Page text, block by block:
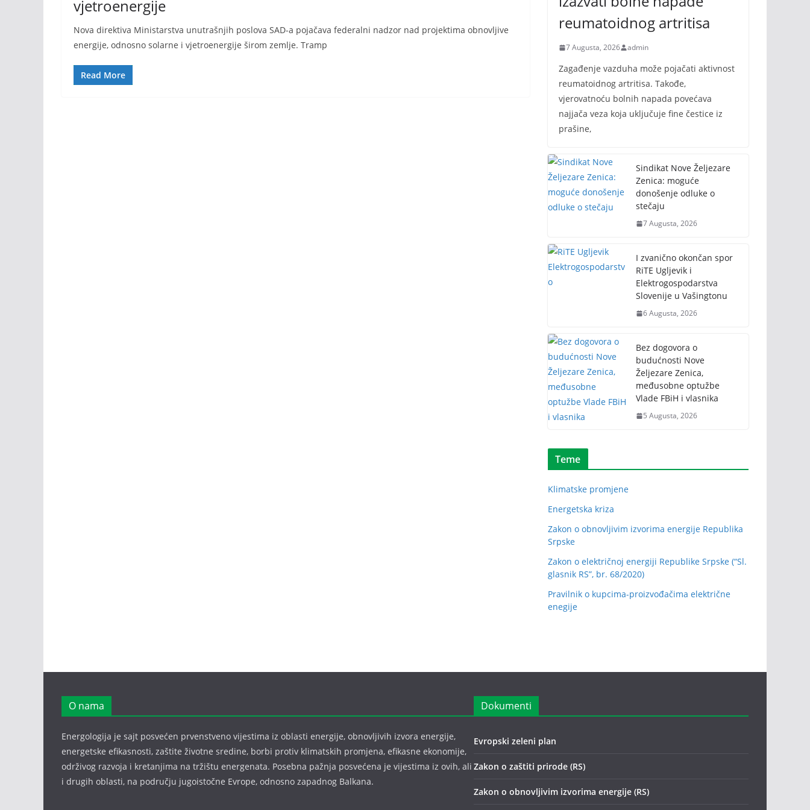
vjetroenergije
Nova direktiva Ministarstva unutrašnjih poslova SAD-a pojačava federalni nadzor nad projektima obnovljive
energije, odnosno solarne i vjetroenergije širom zemlje. Tramp
Read More
reumatoidnog artritisa
7 Augusta, 2026 admin
Zagađenje vazduha može pojačati aktivnost
reumatoidnog artritisa. Takođe,
vjerovatnoću bolnih napada povećava
najjača veza koja uključuje fine čestice iz
prašine,
Sindikat Nove Željezare
Zenica: moguće
donošenje odluke o
stečaju
7 Augusta, 2026
I zvanično okončan spor
RiTE Ugljevik i
Elektrogospodarstva
Slovenije u Vašingtonu
6 Augusta, 2026
Bez dogovora o
budućnosti Nove
Željezare Zenica,
međusobne optužbe
Vlade FBiH i vlasnika
5 Augusta, 2026
Teme
Klimatske promjene
Energetska kriza
Zakon o obnovljivim izvorima energije Republika
Srpske
Zakon o električnoj energiji Republike Srpske (“Sl.
glasnik RS”, br. 68/2020)
Pravilnik o kupcima-proizvođačima električne
enegije
O nama
Energologija je sajt posvećen prvenstveno vijestima iz oblasti energije, obnovljivih izvora energije,
energetske efikasnosti, zaštite životne sredine, borbi protiv klimatskih promjena, efikasne ekonomije,
održivog razvoja i kretanjima na tržištu energenata. Posebna pažnja posvećena je vijestima iz ovih, ali
i drugih oblasti, na području jugoistočne Evrope, odnosno zapadnog Balkana.
Dokumenti
Evropski zeleni plan
Zakon o zaštiti prirode (RS)
Zakon o obnovljivim izvorima energije (RS)